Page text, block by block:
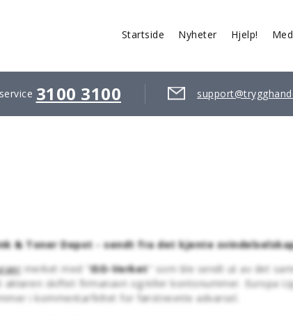
Startside Nyheter Hjelp!
3100 3100
& Toner Depot - sendt fra det kjente
merket med "ISO-Verket" som ble sendt ut av det
skiftet firmanavn og/eller kontonummer. Europa
i kommentarfeltet for førstnevnte advarsel.